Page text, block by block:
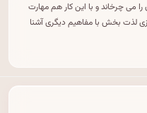
می چرخاند و با این کار هم مهارت
لذت بخش با مفاهیم دیگری آشنا